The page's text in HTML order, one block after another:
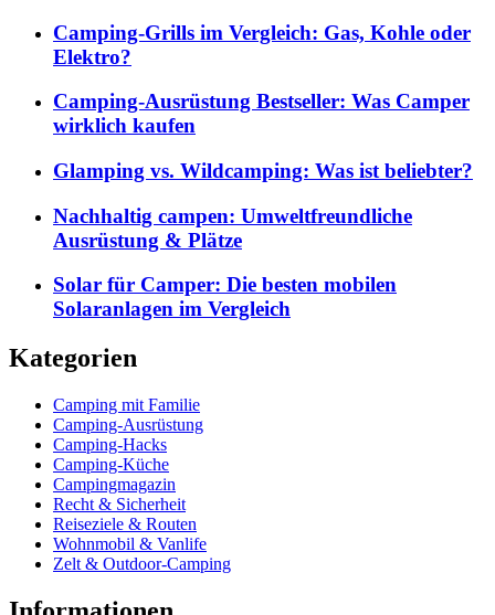
Camping-Grills im Vergleich: Gas, Kohle oder
Elektro?
Camping-Ausrüstung Bestseller: Was Camper
wirklich kaufen
Glamping vs. Wildcamping: Was ist beliebter?
Nachhaltig campen: Umweltfreundliche
Ausrüstung & Plätze
Solar für Camper: Die besten mobilen
Solaranlagen im Vergleich
Kategorien
Camping mit Familie
Camping-Ausrüstung
Camping-Hacks
Camping-Küche
Campingmagazin
Recht & Sicherheit
Reiseziele & Routen
Wohnmobil & Vanlife
Zelt & Outdoor-Camping